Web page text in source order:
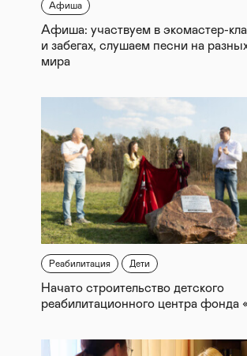
Афиша
Афиша: участвуем в экомастер-
и забегах, слушаем песни на
мира
Реабилитация Дети
Начато строительство детского
реабилитационного центра фонда